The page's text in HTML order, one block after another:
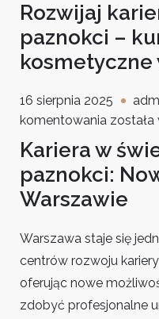
Rozwijaj
paznokci –
kosmetyczne
16 sierpnia 2025
komentowania Rozwijaj
karierę
w
stylizacji
paznokci
kursy
i
została
Kariera w
paznokci:
Warszawie
Warszawa staje się
centrów rozwoju
oferując nowe
zdobyć profesjonalne